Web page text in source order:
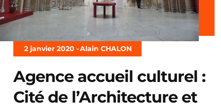
2 janvier 2020 -Alain CHALON
Agence accueil culturel :
Cité de l’Architecture et